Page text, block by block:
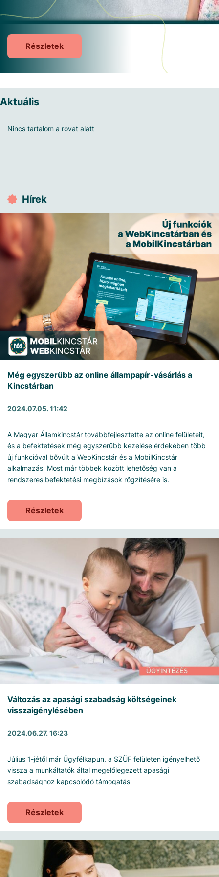
Részletek
Részletek
Részletek
Részletek
Részletek
Részletek
Részletek
Részletek
Aktuális
Nincs tartalom a rovat alatt
Hírek
Még egyszerűbb az online állampapír-vásárlás a
Kincstárban
2024.07.05. 11:42
A Magyar Államkincstár továbbfejlesztette az online felületeit,
és a befektetések még egyszerűbb kezelése érdekében több
új funkcióval bővült a WebKincstár és a MobilKincstár
alkalmazás. Most már többek között lehetőség van a
rendszeres befektetési megbízások rögzítésére is.
Részletek
Változás az apasági szabadság költségeinek
visszaigénylésében
2024.06.27. 16:23
Július 1-jétől már Ügyfélkapun, a SZÜF felületen igényelhető
vissza a munkáltatók által megelőlegezett apasági
szabadsághoz kapcsolódó támogatás.
Részletek